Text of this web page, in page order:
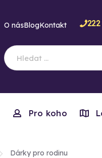
O násBlogKontakt
Pro koho
Dárky pro rodinu